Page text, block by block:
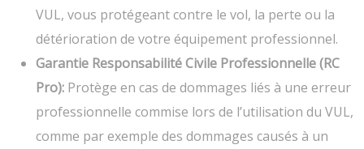
VUL, vous protégeant contre le vol, la perte ou la
détérioration de votre équipement professionnel.
Garantie Responsabilité Civile Professionnelle (RC
Pro): Protège en cas de dommages liés à une erreur
professionnelle commise lors de l’utilisation du VUL,
comme par exemple des dommages causés à un